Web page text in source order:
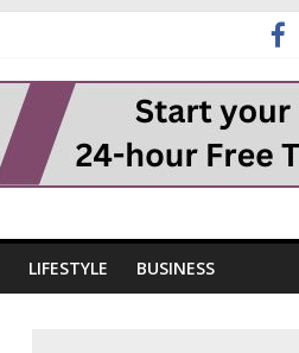
LIFESTYLE BUSINESS